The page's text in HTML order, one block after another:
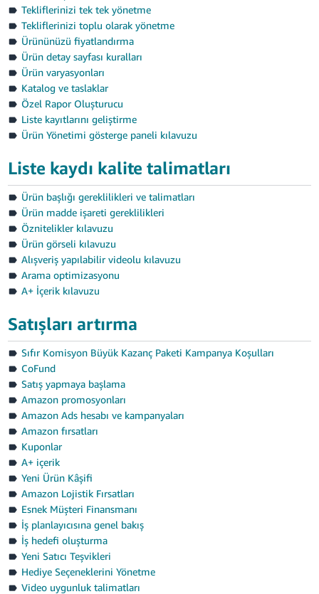
Tekliflerinizi tek tek yönetme
Tekliflerinizi toplu olarak yönetme
Ürününüzü fiyatlandırma
Ürün detay sayfası kuralları
Ürün varyasyonları
Katalog ve taslaklar
Özel Rapor Oluşturucu
Liste kayıtlarını geliştirme
Ürün Yönetimi gösterge paneli kılavuzu
Liste kaydı kalite talimatları
Ürün başlığı gereklilikleri ve talimatları
Ürün madde işareti gereklilikleri
Öznitelikler kılavuzu
Ürün görseli kılavuzu
Alışveriş yapılabilir videolu kılavuzu
Arama optimizasyonu
A+ İçerik kılavuzu
Satışları artırma
Sıfır Komisyon Büyük Kazanç Paketi Kampanya Koşulları
CoFund
Satış yapmaya başlama
Amazon promosyonları
Amazon Ads hesabı ve kampanyaları
Amazon fırsatları
Kuponlar
A+ içerik
Yeni Ürün Kâşifi
Amazon Lojistik Fırsatları
Esnek Müşteri Finansmanı
İş planlayıcısına genel bakış
İş hedefi oluşturma
Yeni Satıcı Teşvikleri
Hediye Seçeneklerini Yönetme
Video uygunluk talimatları